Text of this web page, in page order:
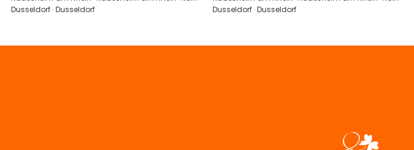
Dusseldorf · Dusseldorf
Dusseldorf · Dusseldorf